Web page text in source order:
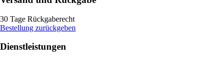
30 Tage Rückgaberecht
Bestellung zurückgeben
Dienstleistungen